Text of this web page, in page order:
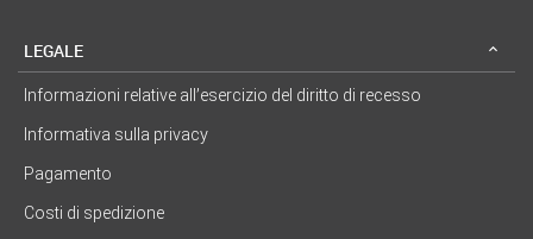
LEGALE
Informazioni relative all’esercizio del diritto di recesso
Informativa sulla privacy
Pagamento
Costi di spedizione